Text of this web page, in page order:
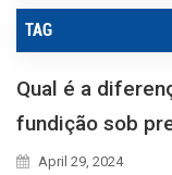
TAG
Qual é a
fundição sob
April 29, 2024